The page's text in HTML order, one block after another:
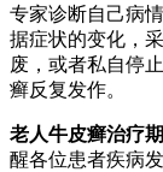
专家诊断自己病
据症状的变化，
废，或者私自停
癣反复发作。
老人牛皮癣治疗
醒各位患者疾病